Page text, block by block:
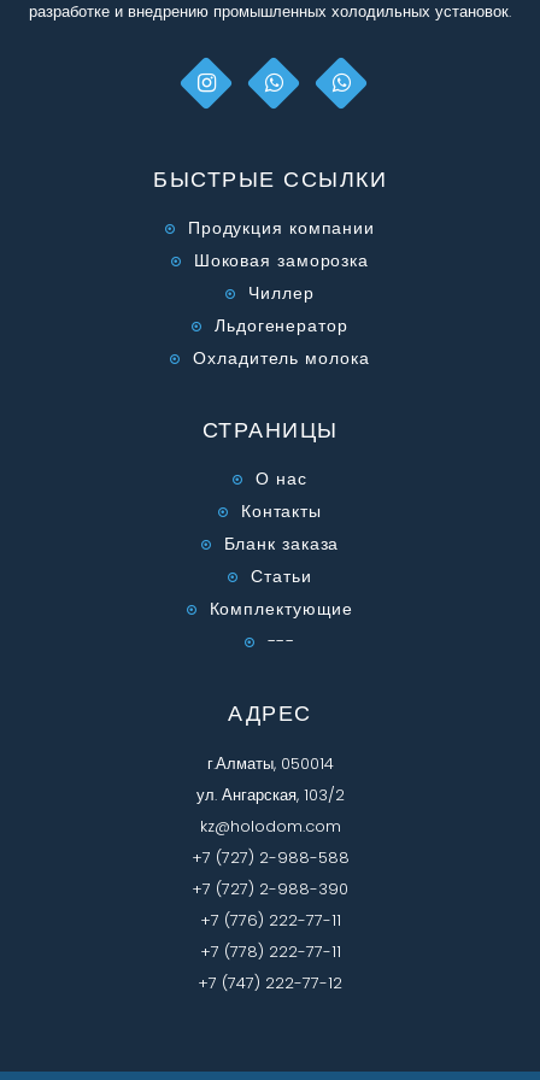
разработке и внедрению промышленных холодильных установок.
БЫСТРЫЕ ССЫЛКИ
Продукция компании
Шоковая заморозка
Чиллер
Льдогенератор
Охладитель молока
СТРАНИЦЫ
О нас
Контакты
Бланк заказа
Статьи
Комплектующие
---
АДРЕС
г.Алматы, 050014
ул. Ангарская, 103/2
kz@holodom.com
+7 (727) 2-988-588
+7 (727) 2-988-390
+7 (776) 222-77-11
+7 (778) 222-77-11
+7 (747) 222-77-12